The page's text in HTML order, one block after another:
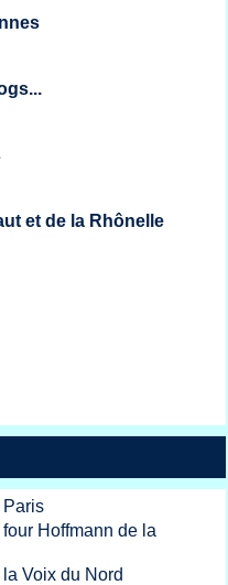
et de la Rhônelle
Paris
Hoffmann de la
Voix du Nord